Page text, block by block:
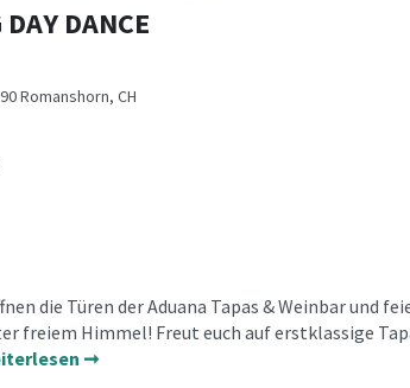
DANCE
Romanshorn, CH
die Türen der Aduana Tapas & Weinbar und
freiem Himmel! Freut euch auf erstklassige
➞